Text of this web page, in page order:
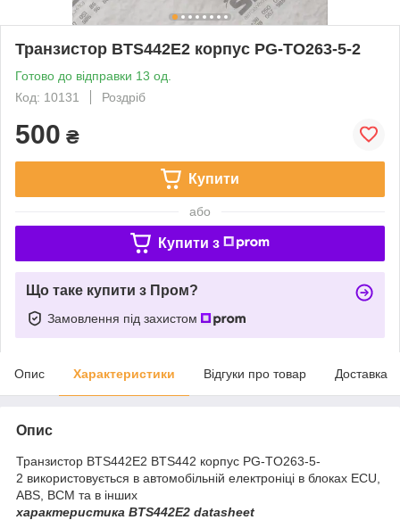
Транзистор BTS442E2 корпус PG-TO263-5-2
Готово до відправки 13 од.
Код: 10131
Роздріб
500 ₴
Купити
або
Купити з
Що таке купити з Пром?
Замовлення під захистом
Опис Характеристики Відгуки про товар Доставка
Опис
Транзистор BTS442E2 BTS442 корпус PG-TO263-5-
2 використовується в автомобільній електроніці в блоках ECU,
ABS, BCM та в інших
характеристика BTS442E2 datasheet